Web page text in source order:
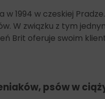
w 1994 w czeskiej
W związku z tym
Brit oferuje swoim
psów w